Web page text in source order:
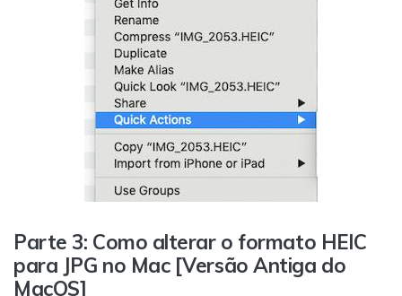
Parte 3: Como alterar o formato HEIC
para JPG no Mac [Versão Antiga do
MacOS]